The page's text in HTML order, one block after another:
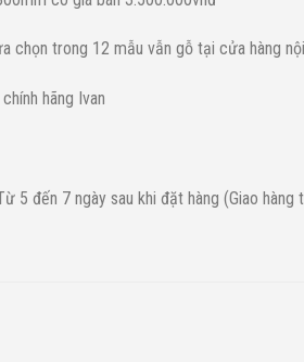
chọn trong 12 mẫu vẫn gỗ tại cửa hàng
hãng Ivan
5 đến 7 ngày sau khi đặt hàng (Giao hàng